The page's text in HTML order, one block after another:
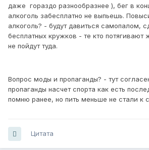
даже гораздо разнообразнее ), бег в
алкоголь забесплатно не выпьешь.
алкоголь? - будут давиться самопалом,
бесплатных кружков - те кто потягивают
не пойдут туда.
Вопрос моды и пропаганды? - тут
пропаганды насчет спорта как есть
помню ранее, но пить меньше не стали к
Цитата